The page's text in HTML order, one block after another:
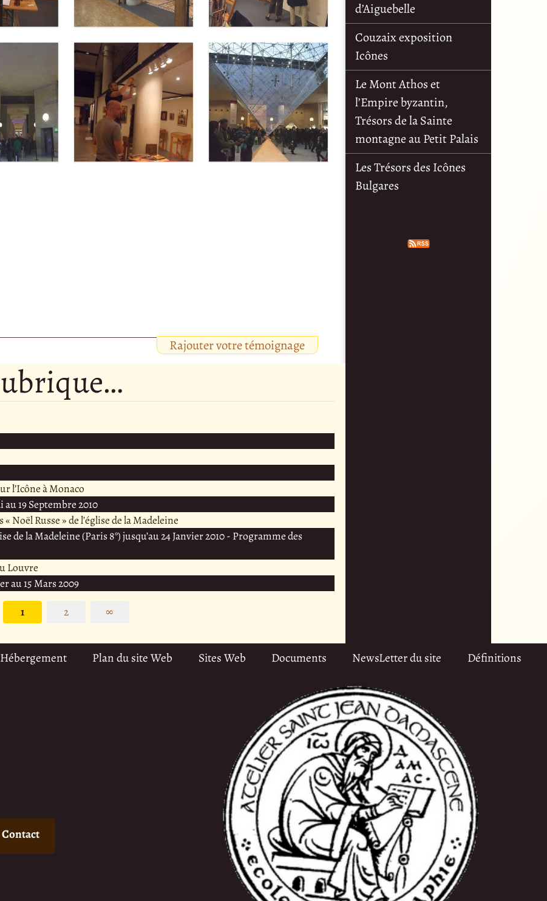
Rajouter votre témoignage
l’Icône à Monaco
19 Septembre 2010
Noël Russe » de l’église de la Madeleine
de la Madeleine (Paris 8°) jusqu’au 24 Janvier 2010 - Programme des
Louvre
au 15 Mars 2009
1
2 ∞
d’Aiguebelle
Couzaix exposition
Icônes
Le Mont Athos et
l’Empire byzantin,
Trésors de la Sainte
montagne au Petit Palais
Les Trésors des Icônes
Bulgares
Plan du site Web Sites Web Documents NewsLetter du site Définitions
Contact